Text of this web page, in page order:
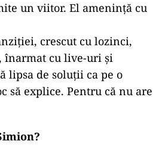
un viitor. El amenință cu
crescut cu lozinci,
cu live-uri și
lipsa de soluții ca pe o
să explice. Pentru că nu are